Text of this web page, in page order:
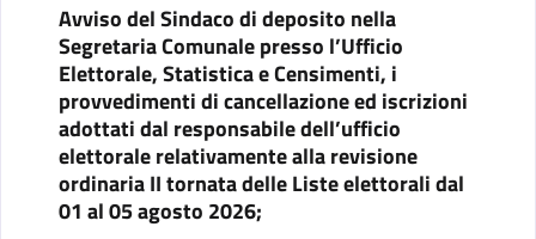
Avviso del Sindaco di deposito nella
Segretaria Comunale presso l’Ufficio
Elettorale, Statistica e Censimenti, i
provvedimenti di cancellazione ed iscrizioni
adottati dal responsabile dell’ufficio
elettorale relativamente alla revisione
ordinaria II tornata delle Liste elettorali dal
01 al 05 agosto 2026;